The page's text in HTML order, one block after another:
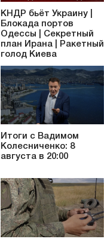
КНДР бьёт Украину |
Блокада портов
Одессы | Секретный
план Ирана | Ракетный
голод Киева
Итоги с Вадимом
Колесниченко: 8
августа в 20:00